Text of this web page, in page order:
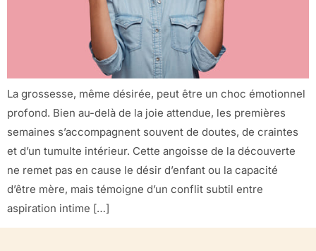
La grossesse, même désirée, peut être un choc émotionnel
profond. Bien au-delà de la joie attendue, les premières
semaines s’accompagnent souvent de doutes, de craintes
et d’un tumulte intérieur. Cette angoisse de la découverte
ne remet pas en cause le désir d’enfant ou la capacité
d’être mère, mais témoigne d’un conflit subtil entre
aspiration intime […]